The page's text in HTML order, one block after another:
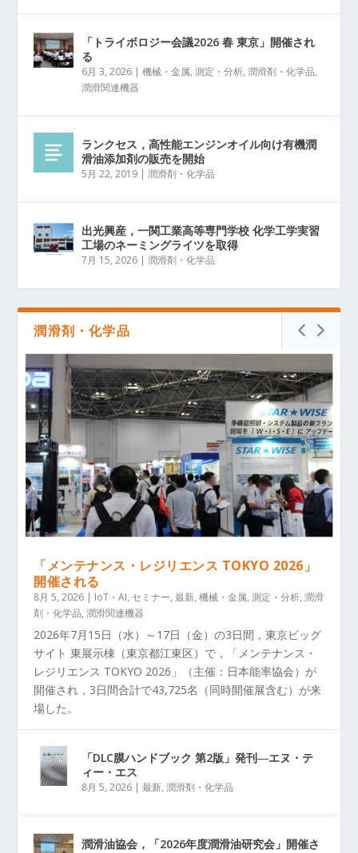
「トライボロジー会議2026 春 東京」開催され
る
6月 3, 2026 |機械・金属,測定・分析,潤滑剤・化学品,
潤滑関連機器
ランクセス，高性能エンジンオイル向け有機潤
滑油添加剤の販売を開始
5月 22, 2019 |潤滑剤・化学品
出光興産，一関工業高等専門学校 化学工学実習
工場のネーミングライツを取得
7月 15, 2026 |潤滑剤・化学品
潤滑剤・化学品
「メンテナンス・レジリエンス TOKYO 2026」
開催される
8月 5, 2026 | IoT・AI, セミナー,最新,機械・金属,測定・分析,潤滑
剤・化学品,潤滑関連機器
2026年7月15日（水）～17日（金）の3日間，東京ビッグ
サイト 東展示棟（東京都江東区）で，「メンテナンス・
レジリエンス TOKYO 2026」（主催：日本能率協会）が
開催され，3日間合計で43,725名（同時開催展含む）が来
場した。
「DLC膜ハンドブック 第2版」発刊―エヌ・テ
ィー・エス
8月 5, 2026 |最新,潤滑剤・化学品
潤滑油協会，「2026年度潤滑油研究会」開催さ